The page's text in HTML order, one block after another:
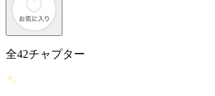
全42チャプター